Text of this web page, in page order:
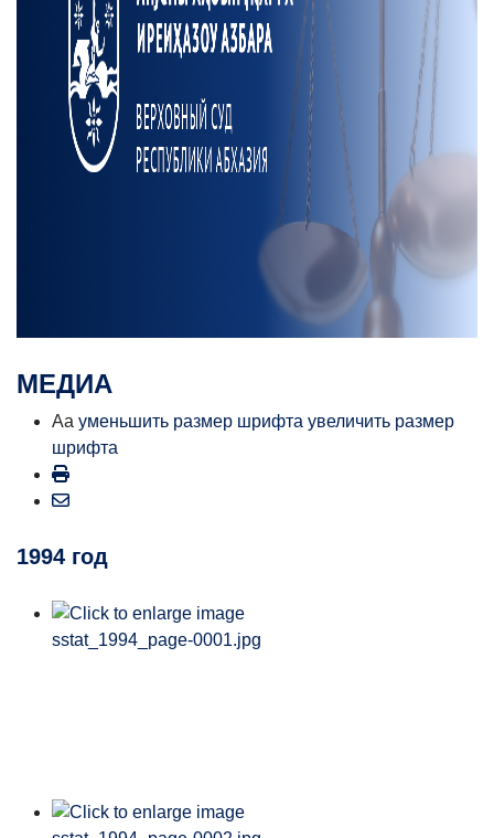
МЕДИА
Aa уменьшить размер шрифта увеличить размер
шрифта
1994 год